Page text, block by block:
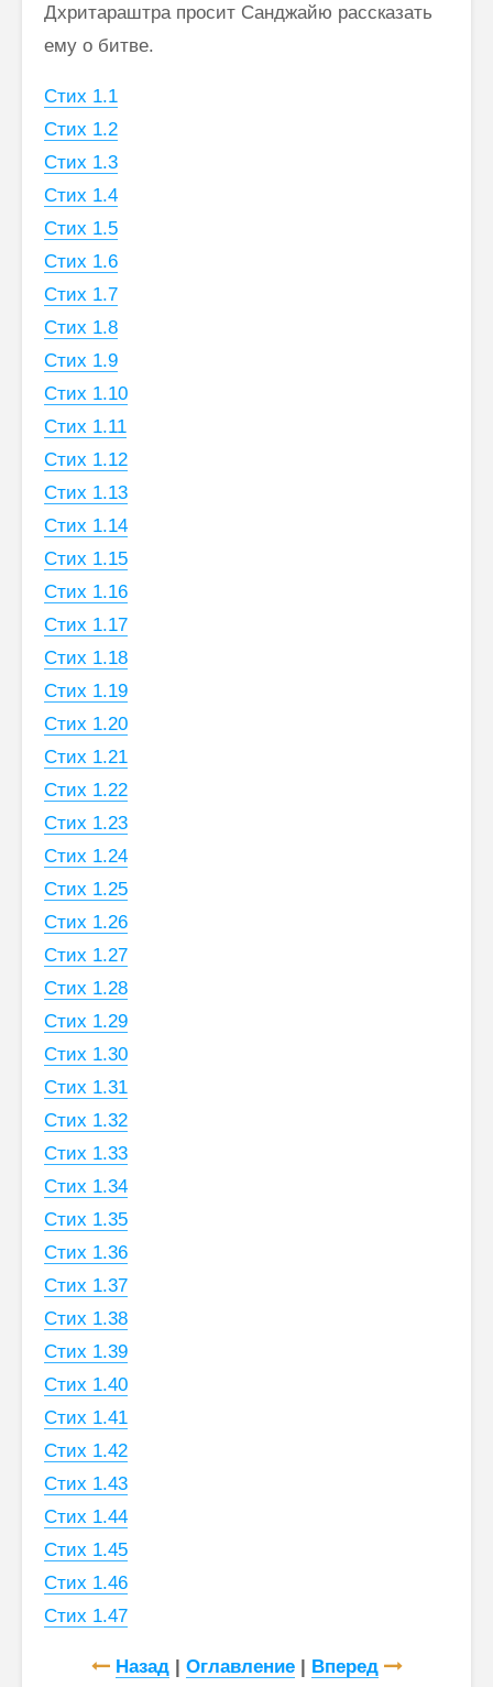
Дхритараштра просит Санджайю рассказать
ему о битве.
Стих 1.1
Стих 1.2
Стих 1.3
Стих 1.4
Стих 1.5
Стих 1.6
Стих 1.7
Стих 1.8
Стих 1.9
Стих 1.10
Стих 1.11
Стих 1.12
Стих 1.13
Стих 1.14
Стих 1.15
Стих 1.16
Стих 1.17
Стих 1.18
Стих 1.19
Стих 1.20
Стих 1.21
Стих 1.22
Стих 1.23
Стих 1.24
Стих 1.25
Стих 1.26
Стих 1.27
Стих 1.28
Стих 1.29
Стих 1.30
Стих 1.31
Стих 1.32
Стих 1.33
Стих 1.34
Стих 1.35
Стих 1.36
Стих 1.37
Стих 1.38
Стих 1.39
Стих 1.40
Стих 1.41
Стих 1.42
Стих 1.43
Стих 1.44
Стих 1.45
Стих 1.46
Стих 1.47
Назад| Оглавление| Вперед